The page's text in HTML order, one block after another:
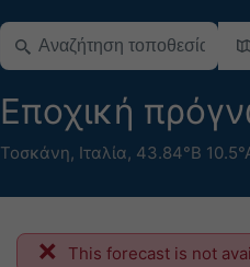
Εποχική
Τοσκάνη, Ιταλία, 43.84°Β
This forecast is not